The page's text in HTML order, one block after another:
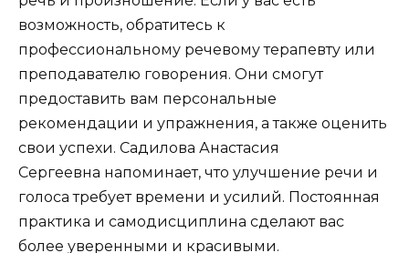
возможность, обратитесь к
профессиональному речевому терапевту или
преподавателю говорения. Они смогут
предоставить вам персональные
рекомендации и упражнения, а также оценить
свои успехи. Садилова Анастасия
Сергеевна напоминает, что улучшение речи и
голоса требует времени и усилий. Постоянная
практика и самодисциплина сделают вас
более уверенными и красивыми.